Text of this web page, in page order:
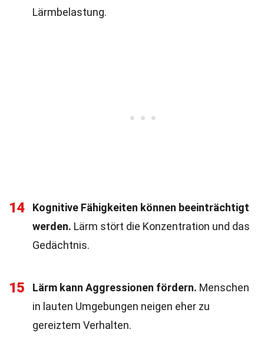
Lärmbelastung.
14
Kognitive Fähigkeiten können beeinträchtigt
werden. Lärm stört die Konzentration und das
Gedächtnis.
15 Lärm kann Aggressionen fördern. Menschen
in lauten Umgebungen neigen eher zu
gereiztem Verhalten.